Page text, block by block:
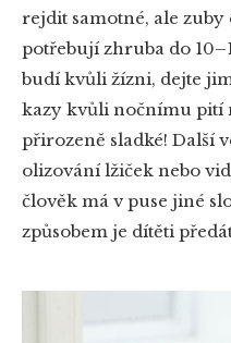
rejdit samotné, ale
potřebují zhruba do
budí kvůli žízni, dejte
kazy kvůli nočnímu pití
přirozeně sladké! Další
olizování lžiček nebo
člověk má v puse jiné
způsobem je dítěti